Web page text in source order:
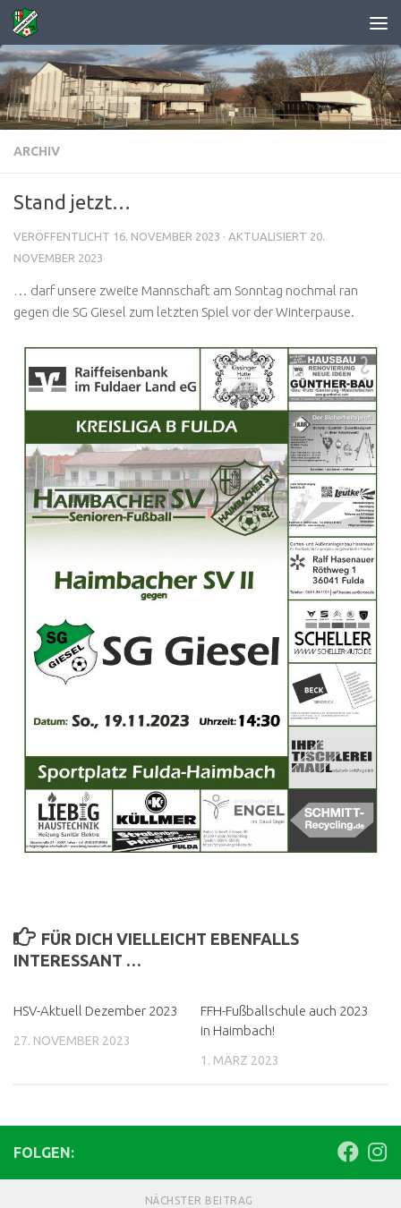
Zum Inhalt springen
ARCHIV
Stand jetzt…
VERÖFFENTLICHT 16. NOVEMBER 2023 · AKTUALISIERT 20.
NOVEMBER 2023
… darf unsere zweite Mannschaft am Sonntag nochmal ran
gegen die SG Giesel zum letzten Spiel vor der Winterpause.
FÜR DICH VIELLEICHT EBENFALLS
INTERESSANT …
HSV-Aktuell Dezember 2023
27. NOVEMBER 2023
FFH-Fußballschule auch 2023
in Haimbach!
1. MÄRZ 2023
FOLGEN:
NÄCHSTER BEITRAG